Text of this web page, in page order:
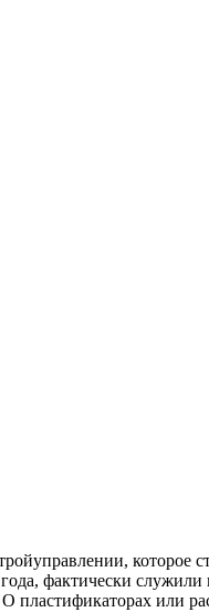
фактически служили
О пластификаторах или